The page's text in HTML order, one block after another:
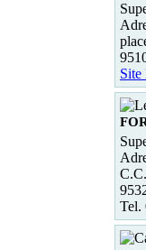
Site
Tel.